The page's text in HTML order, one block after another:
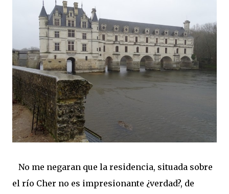
No me negaran que la residencia, situada sobre
el río Cher no es impresionante ¿verdad?, de